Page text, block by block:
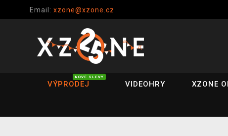
Email: xzone@xzone.cz
VÝPRODEJ
NOVÉ SLEVY
VIDEOHRY XZONE